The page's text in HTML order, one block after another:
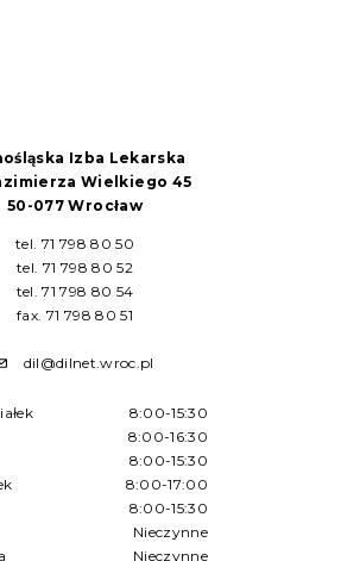
Izba Lekarska
Wielkiego 45
50-077 Wrocław
tel. 71 798 80 50
tel. 71 798 80 52
tel. 71 798 80 54
fax. 71 798 80 51
dil@dilnet.wroc.pl
8:00-15:30
8:00-16:30
8:00-15:30
8:00-17:00
8:00-15:30
Nieczynne
Nieczynne